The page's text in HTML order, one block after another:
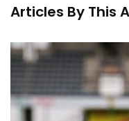
Articles By This